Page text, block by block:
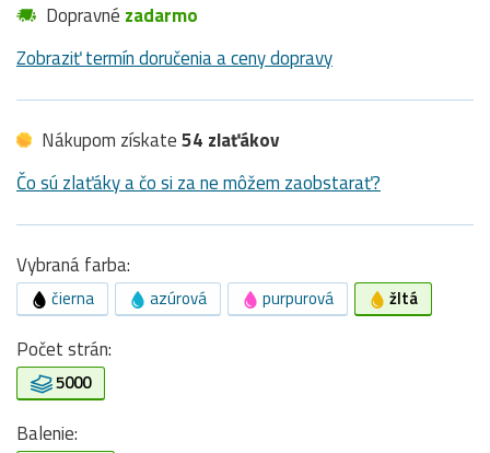
Dopravné zadarmo
Zobraziť termín doručenia a ceny dopravy
Nákupom získate54 zlaťákov
Čo sú zlaťáky a čo si za ne môžem zaobstarať?
Vybraná farba:
čierna azúrová purpurová žltá
Počet strán:
5000
Balenie: